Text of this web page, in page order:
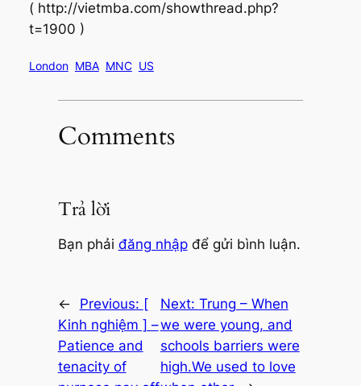
( http://vietmba.com/showthread.php?
t=1900 )
London MBA MNC US
Comments
Trả lời
Bạn phải đăng nhậpđể gửi bình luận.
← Previous: [
Kinh nghiệm ] –
Patience and
tenacity of
Next: Trung – When
we were young, and
schools barriers were
high.We used to love